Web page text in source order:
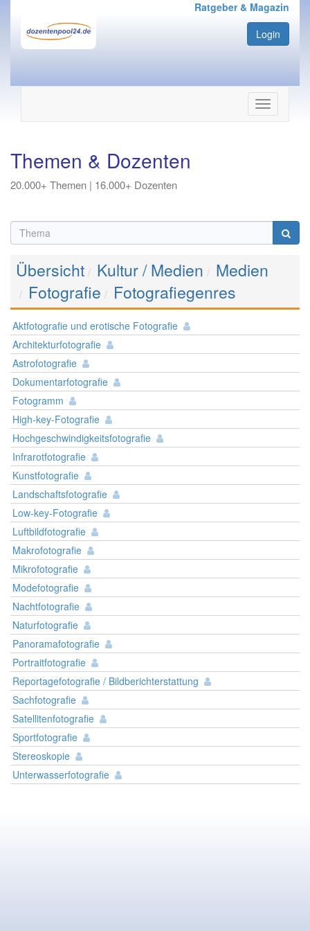
Ratgeber & Magazin
Login
Navigation
ein-/
Themen & Dozenten
20.000+ Themen | 16.000+ Dozenten
Übersicht Kultur / Medien
Medien
Fotografie
Fotografiegenres
Aktfotografie und erotische Fotografie
Architekturfotografie
Astrofotografie
Dokumentarfotografie
Fotogramm
High-key-Fotografie
Hochgeschwindigkeitsfotografie
Infrarotfotografie
Kunstfotografie
Landschaftsfotografie
Low-key-Fotografie
Luftbildfotografie
Makrofotografie
Mikrofotografie
Modefotografie
Nachtfotografie
Naturfotografie
Panoramafotografie
Portraitfotografie
Reportagefotografie / Bildberichterstattung
Sachfotografie
Satellitenfotografie
Sportfotografie
Stereoskopie
Unterwasserfotografie